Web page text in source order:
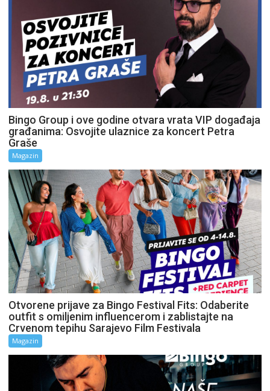
Bingo Group i ove godine otvara vrata VIP događaja
građanima: Osvojite ulaznice za koncert Petra
Graše
Magazin
Otvorene prijave za Bingo Festival Fits: Odaberite
outfit s omiljenim influencerom i zablistajte na
Crvenom tepihu Sarajevo Film Festivala
Magazin